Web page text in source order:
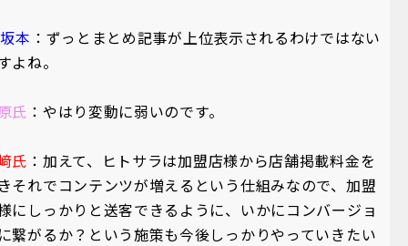
本 ：ずっとまとめ記事が上位表示されるわけではない
よね。
氏 ：やはり変動に弱いのです。
氏 ：加えて、ヒトサラは加盟店様から店舗掲載料金を
それでコンテンツが増えるという仕組みなので、加盟
にしっかりと送客できるように、いかにコンバージョ
繋がるか？という施策も今後しっかりやっていきたい